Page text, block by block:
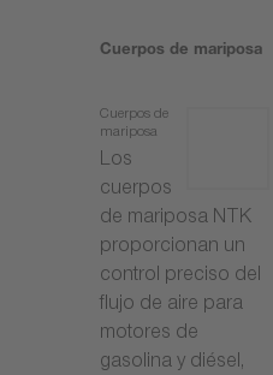
Cuerpos de mariposa
Cuerpos de
mariposa
Los
cuerpos
de mariposa NTK
proporcionan un
control preciso del
flujo de aire para
motores de
gasolina y diésel,